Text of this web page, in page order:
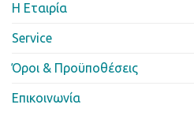
Η Eταιρία
Service
Όροι & Προϋποθέσεις
Επικοινωνία